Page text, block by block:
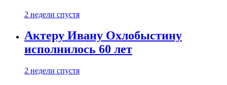
2 недели спустя
Актеру Ивану Охлобыстину
исполнилось 60 лет
2 недели спустя